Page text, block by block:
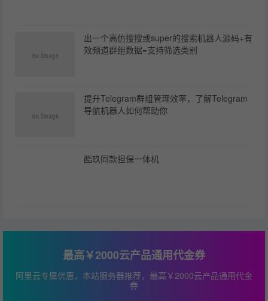
出一个高仿搜搜或super的搜索机器人源码+有
效频道群组数据=支持筛选类别
提升Telegram群组管理效率，了解Telegram
导航机器人如何帮助你
酷玖同款担保一体机
最高￥2000云产品通用代金券
阿里云专属优惠，本站服务器推荐，最高￥2000云产品通用代金
券